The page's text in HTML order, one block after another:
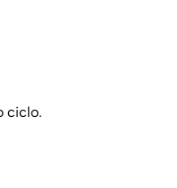
ciclo.